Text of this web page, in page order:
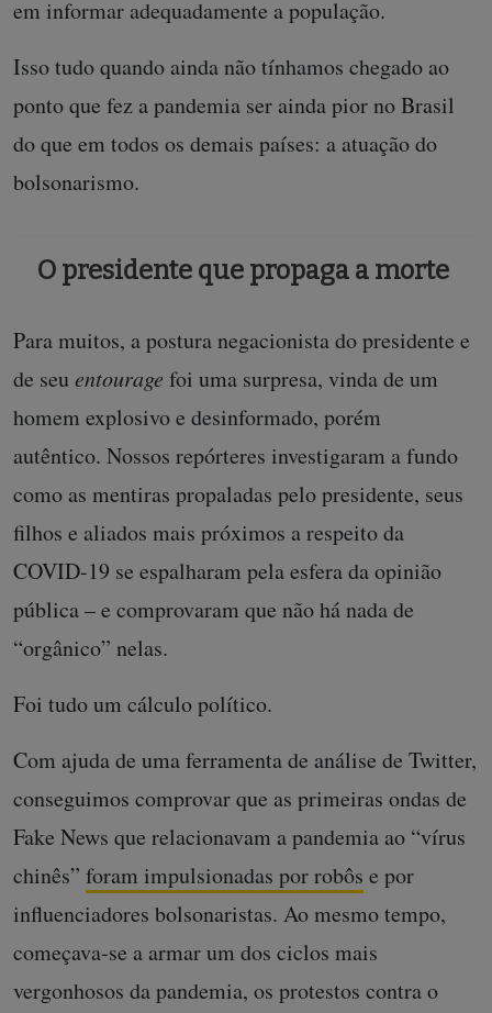
em informar adequadamente a população.
Isso tudo quando ainda não tínhamos chegado ao
ponto que fez a pandemia ser ainda pior no Brasil
do que em todos os demais países: a atuação do
bolsonarismo.
O presidente que propaga a morte
Para muitos, a postura negacionista do presidente e
de seu entourage foi uma surpresa, vinda de um
homem explosivo e desinformado, porém
autêntico. Nossos repórteres investigaram a fundo
como as mentiras propaladas pelo presidente, seus
filhos e aliados mais próximos a respeito da
COVID-19 se espalharam pela esfera da opinião
pública – e comprovaram que não há nada de
“orgânico” nelas.
Foi tudo um cálculo político.
Com ajuda de uma ferramenta de análise de Twitter,
conseguimos comprovar que as primeiras ondas de
Fake News que relacionavam a pandemia ao “vírus
chinês” foram impulsionadas por robôs e por
influenciadores bolsonaristas. Ao mesmo tempo,
começava-se a armar um dos ciclos mais
vergonhosos da pandemia, os protestos contra o